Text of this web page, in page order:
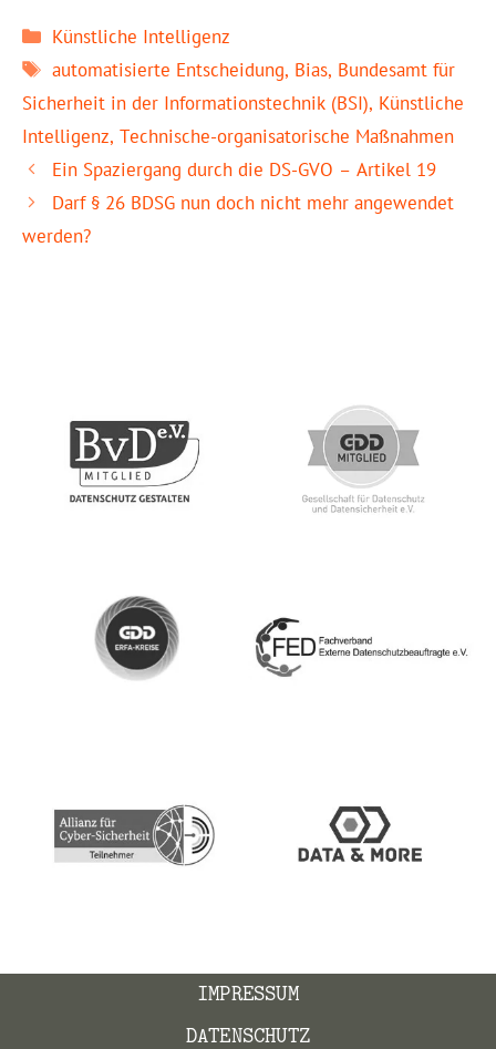
Kategorien
Künstliche Intelligenz
Schlagwörter
automatisierte Entscheidung, Bias, Bundesamt für
Sicherheit in der Informationstechnik (BSI), Künstliche
Intelligenz, Technische-organisatorische Maßnahmen
Ein Spaziergang durch die DS-GVO – Artikel 19
Darf § 26 BDSG nun doch nicht mehr angewendet
werden?
IMPRESSUM
DATENSCHUTZ